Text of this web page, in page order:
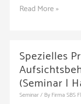
Erste
der
Praxis
|
Brandlöschübung
Read More »
Spezielles
(Seminar |
Seminar/ By Firma SBS